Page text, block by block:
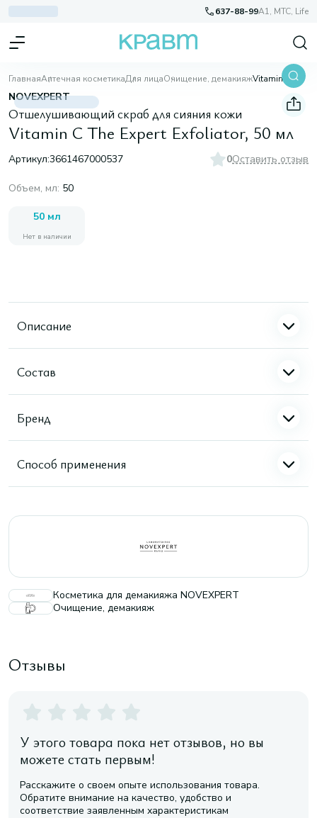
637-88-99A1, МТС, Life
ГлавнаяАптечная косметикаДля лицаОчищение, демакияж Vitamin C The Expert Exfoliator, 50 мл
NOVEXPERT
Отшелушивающий скраб для сияния кожи
Vitamin C The Expert Exfoliator, 50 мл
Артикул:3661467000537 0Оставить отзыв
Объем, мл: 50
50 мл
Нет в наличии
Описание
Состав
Бренд
Способ применения
Косметика для демакияжа NOVEXPERT
Очищение, демакияж
Отзывы
У этого товара пока нет отзывов, но вы
можете стать первым!
Расскажите о своем опыте использования товара.
Обратите внимание на качество, удобство и
соответствие заявленным характеристикам